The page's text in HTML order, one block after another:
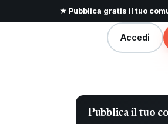
★ Pubblica gratis il tuo
Accedi
Pubblica il tuo